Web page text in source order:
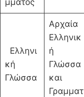
Ελληνι
κή
Γλώσσα
Αρχαία
Ελληνικ
ή
Γλώσσα
και
Γραμματ